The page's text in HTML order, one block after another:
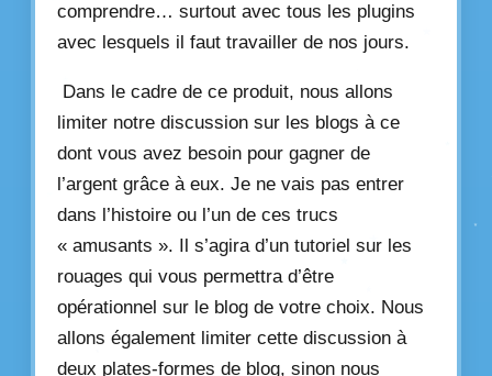
comprendre… surtout avec tous les plugins
avec lesquels il faut travailler de nos jours.
Dans le cadre de ce produit, nous allons
limiter notre discussion sur les blogs à ce
dont vous avez besoin pour gagner de
l’argent grâce à eux. Je ne vais pas entrer
dans l’histoire ou l’un de ces trucs
« amusants ». Il s’agira d’un tutoriel sur les
rouages qui vous permettra d’être
opérationnel sur le blog de votre choix. Nous
allons également limiter cette discussion à
deux plates-formes de blog, sinon nous